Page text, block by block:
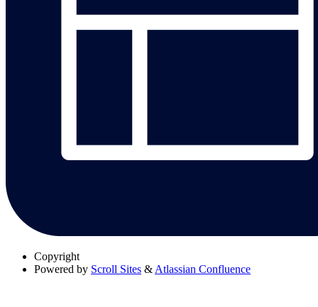
Copyright
Powered by Scroll Sites & Atlassian Confluence